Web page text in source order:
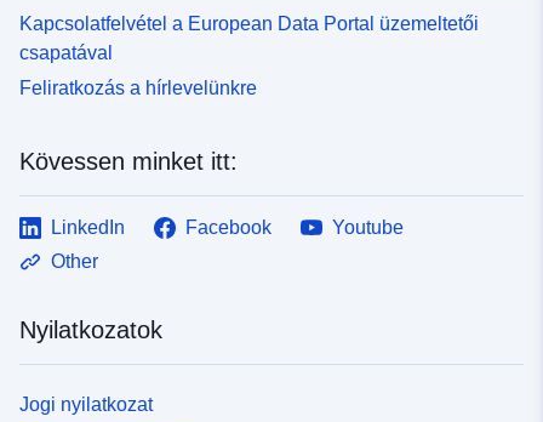
Kapcsolatfelvétel a European Data Portal üzemeltetői
csapatával
Feliratkozás a hírlevelünkre
Kövessen minket itt:
LinkedIn Facebook
Youtube
Other
Nyilatkozatok
Jogi nyilatkozat